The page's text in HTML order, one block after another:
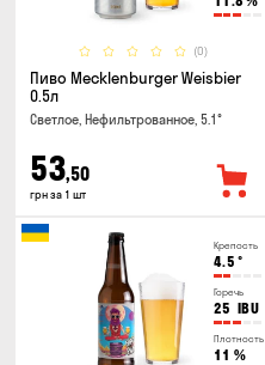
(0)
Пиво Mecklenburger Weisbier
0.5л
Светлое, Нефильтрованное, 5.1°
53,50
грн за 1 шт
Крепость
4.5 °
Горечь
25 IBU
Плотность
11 %